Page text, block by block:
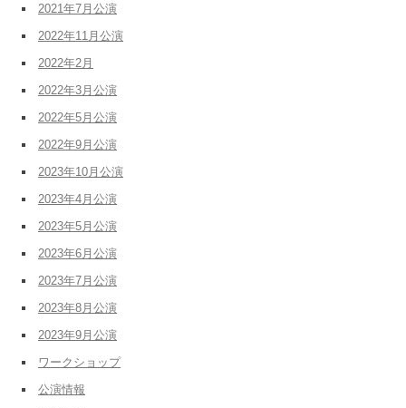
2021年7月公演
2022年11月公演
2022年2月
2022年3月公演
2022年5月公演
2022年9月公演
2023年10月公演
2023年4月公演
2023年5月公演
2023年6月公演
2023年7月公演
2023年8月公演
2023年9月公演
ワークショップ
公演情報